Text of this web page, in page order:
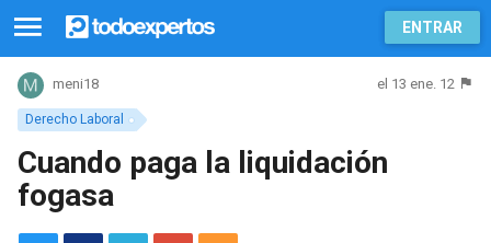
ENTRAR
Derecho Laboral
meni18 el 13 ene. 12
Cuando paga la liquidación
fogasa